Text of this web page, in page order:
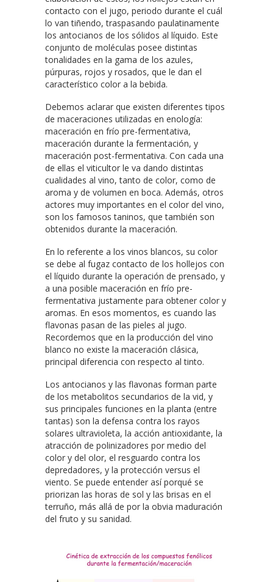
contacto con el jugo, periodo durante el cuál
lo van tiñendo, traspasando paulatinamente
los antocianos de los sólidos al líquido. Este
conjunto de moléculas posee distintas
tonalidades en la gama de los azules,
púrpuras, rojos y rosados, que le dan el
característico color a la bebida.
Debemos aclarar que existen diferentes tipos
de maceraciones utilizadas en enología:
maceración en frío pre-fermentativa,
maceración durante la fermentación, y
maceración post-fermentativa. Con cada una
de ellas el viticultor le va dando distintas
cualidades al vino, tanto de color, como de
aroma y de volumen en boca. Además, otros
actores muy importantes en el color del vino,
son los famosos taninos, que también son
obtenidos durante la maceración.
En lo referente a los vinos blancos, su color
se debe al fugaz contacto de los hollejos con
el líquido durante la operación de prensado, y
a una posible maceración en frío pre-
fermentativa justamente para obtener color y
aromas. En esos momentos, es cuando las
flavonas pasan de las pieles al jugo.
Recordemos que en la producción del vino
blanco no existe la maceración clásica,
principal diferencia con respecto al tinto.
Los antocianos y las flavonas forman parte
de los metabolitos secundarios de la vid, y
sus principales funciones en la planta (entre
tantas) son la defensa contra los rayos
solares ultravioleta, la acción antioxidante, la
atracción de polinizadores por medio del
color y del olor, el resguardo contra los
depredadores, y la protección versus el
viento. Se puede entender así porqué se
priorizan las horas de sol y las brisas en el
terruño, más allá de por la obvia maduración
del fruto y su sanidad.